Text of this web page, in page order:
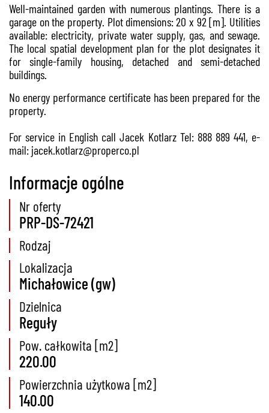
Well-maintained garden with numerous plantings. There is a
garage on the property. Plot dimensions: 20 x 92 [m]. Utilities
available: electricity, private water supply, gas, and sewage.
The local spatial development plan for the plot designates it
for single-family housing, detached and semi-detached
buildings.
No energy performance certificate has been prepared for the
property.
For service in English call Jacek Kotlarz Tel: 888 889 441, e-
mail: jacek.kotlarz@properco.pl
Informacje ogólne
Nr oferty
PRP-DS-72421
Rodzaj
Lokalizacja
Michałowice (gw)
Dzielnica
Reguły
Pow. całkowita [m2]
220.00
Powierzchnia użytkowa [m2]
140.00